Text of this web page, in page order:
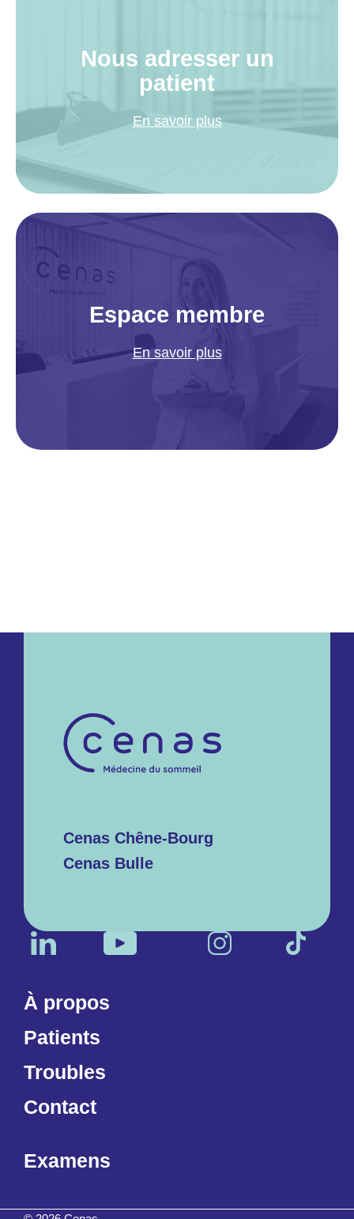
Nous adresser un
patient
En savoir plus
Espace membre
En savoir plus
À propos
Patients
Troubles
Contact
Examens
Cenas Chêne-Bourg
Cenas Bulle